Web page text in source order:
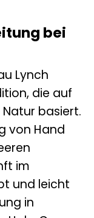
bei
Lynch
die auf
Natur basiert.
von Hand
im
und leicht
in